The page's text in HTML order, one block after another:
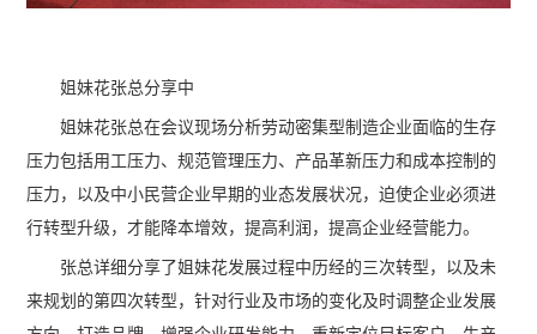
姐妹花张总分享中
姐妹花张总在会议现场分析劳动密集型制造企业面临的生存
压力包括用工压力、规范管理压力、产品革新压力和成本控制的
压力，以及中小民营企业早期的业态发展状况，迫使企业必须进
行转型升级，才能降本增效，提高利润，提高企业经营能力。
张总详细分享了姐妹花发展过程中历经的三次转型，以及未
来规划的第四次转型，针对行业及市场的变化及时调整企业发展